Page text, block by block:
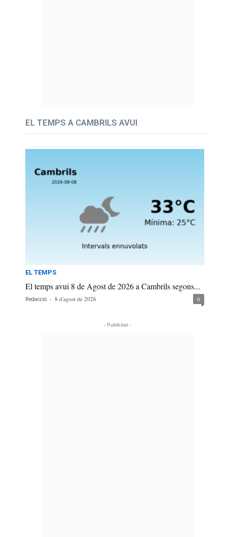
EL TEMPS A CAMBRILS AVUI
EL TEMPS
El temps avui 8 de Agost de 2026 a Cambrils segons...
Redacció - 8 d'agost de 2026 0
- Publicitat -